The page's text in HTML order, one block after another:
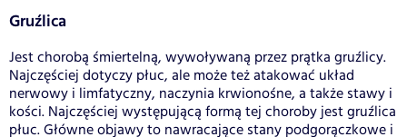
Gruźlica
Jest chorobą śmiertelną, wywoływaną przez prątka gruźlicy.
Najczęściej dotyczy płuc, ale może też atakować układ
nerwowy i limfatyczny, naczynia krwionośne, a także stawy i
kości. Najczęściej występującą formą tej choroby jest gruźlica
płuc. Główne objawy to nawracające stany podgorączkowe i